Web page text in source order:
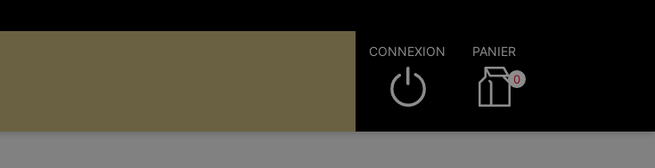
CONNEXION PANIER
0